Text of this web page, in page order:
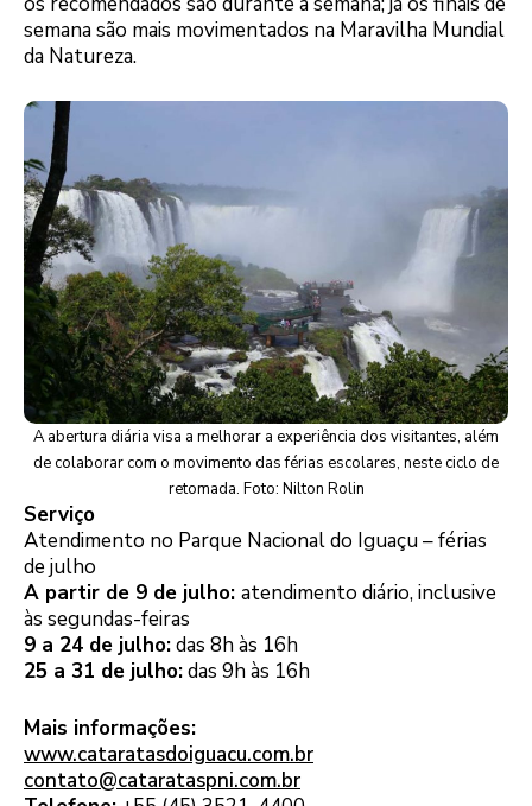
semana são mais movimentados na Maravilha Mundial
da Natureza.
A abertura diária visa a melhorar a experiência dos visitantes, além
de colaborar com o movimento das férias escolares, neste ciclo de
retomada. Foto: Nilton Rolin
Serviço
Atendimento no Parque Nacional do Iguaçu – férias
de julho
A partir de 9 de julho: atendimento diário, inclusive
às segundas-feiras
9 a 24 de julho:das 8h às 16h
25 a 31 de julho:das 9h às 16h
Mais informações:
www.cataratasdoiguacu.com.br
contato@catarataspni.com.br